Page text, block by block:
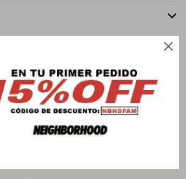

TE PUEDEN INTERESAR